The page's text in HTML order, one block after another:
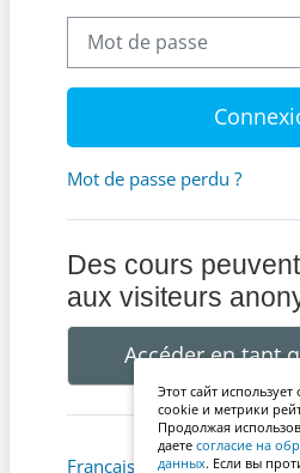
Mot de passe
Mot de passe perdu ?
Des cours
aux visiteurs
Accéder en tant
Français ‎(fr)‎ Avis
Этот сайт
cookie и метрики
Продолжая
даете согласие на
данных. Если вы